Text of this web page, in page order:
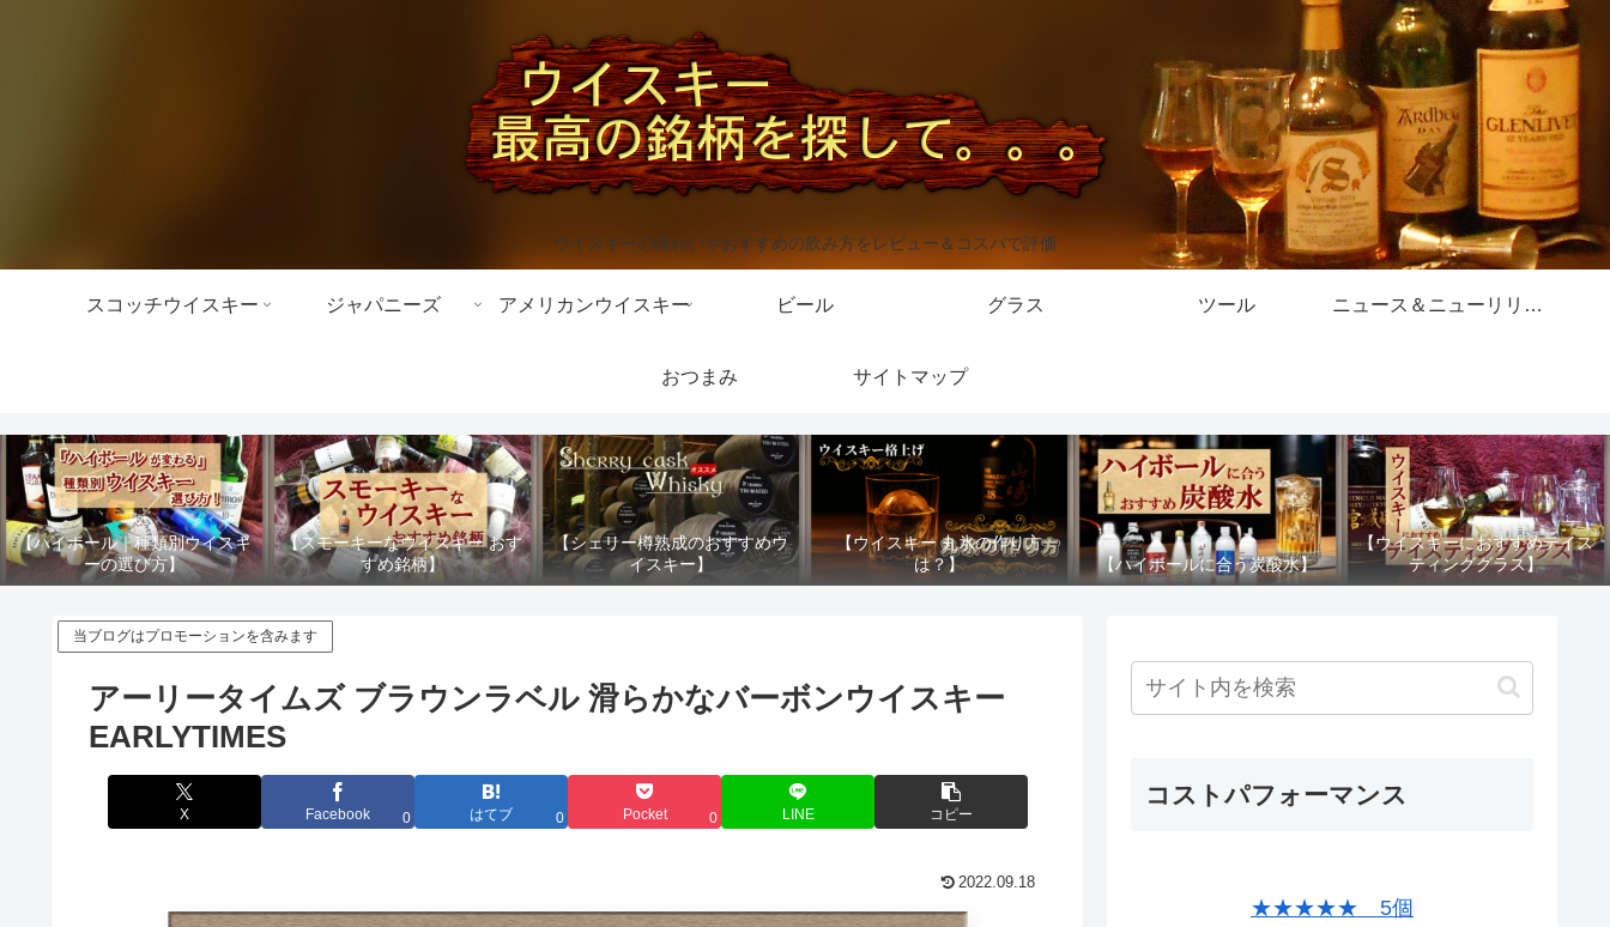
ウイスキーの味わいやおすすめの飲み方をレビュー＆コスパで評価
スコッチウイスキー ジャパニーズ アメリカンウイスキー ビール グラス ツール ニュース＆ニューリリース
おつまみ サイトマップ
【ハイボール｜種類別ウイスキ
ーの選び方】
【スモーキーなウイスキー おす
すめ銘柄】
【シェリー樽熟成のおすすめウ
イスキー】
【ウイスキー 丸氷の作り方
は？】
【ハイボールに合う炭酸水】
【ウイスキーにおすすめテイス
ティンググラス】
当ブログはプロモーションを含みます
アーリータイムズ ブラウンラベル 滑らかなバーボンウイスキー
EARLYTIMES
X Facebook 0 はてブ 0 Pocket 0 LINE コピー
2022.09.18
コストパフォーマンス
★★★★★ 5個